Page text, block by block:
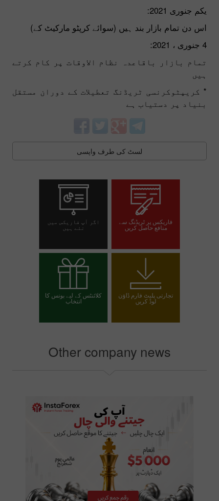
یکم جنوری 2021:
اس دن تمام بازار بند ہیں (سوائے کرپٹو مارکیٹ کے)
4 جنوری ، 2021:
تمام بازار باقاعدہ نظام الاوقات پر کام کرتے
ہیں
* کریپٹوکرنسی ٹریڈنگ تعطیلات کے دوران مستقل
بنیاد پر دستیاب ہے
لسٹ کی طرف واپسی
فاریکس پر ٹریڈنگ سے
منافع حاصل کریں
اگر آپ فاریکس میں
نئے ہیں
ڈیمو اکاؤنٹ کھولیں
تجارتی پلیٹ فارم ڈاؤن
لوڈ کریں
کلائنٹس کے لیے بونس کا
انتخاب
Other company news